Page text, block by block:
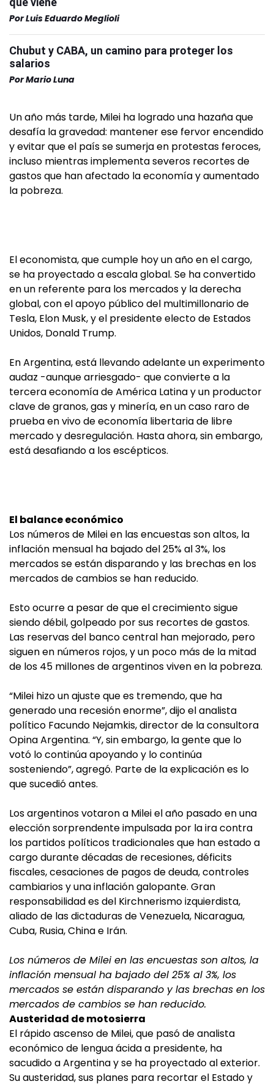
PorLuis Eduardo Meglioli
Chubut y CABA, un camino para proteger los
salarios
PorMario Luna
Un año más tarde, Milei ha logrado una hazaña que
desafía la gravedad: mantener ese fervor encendido
y evitar que el país se sumerja en protestas feroces,
incluso mientras implementa severos recortes de
gastos que han afectado la economía y aumentado
la pobreza.
El economista, que cumple hoy un año en el cargo,
se ha proyectado a escala global. Se ha convertido
en un referente para los mercados y la derecha
global, con el apoyo público del multimillonario de
Tesla, Elon Musk, y el presidente electo de Estados
Unidos, Donald Trump.
En Argentina, está llevando adelante un experimento
audaz -aunque arriesgado- que convierte a la
tercera economía de América Latina y un productor
clave de granos, gas y minería, en un caso raro de
prueba en vivo de economía libertaria de libre
mercado y desregulación. Hasta ahora, sin embargo,
está desafiando a los escépticos.
El balance económico
Los números de Milei en las encuestas son altos, la
inflación mensual ha bajado del 25% al 3%, los
mercados se están disparando y las brechas en los
mercados de cambios se han reducido.
Esto ocurre a pesar de que el crecimiento sigue
siendo débil, golpeado por sus recortes de gastos.
Las reservas del banco central han mejorado, pero
siguen en números rojos, y un poco más de la mitad
de los 45 millones de argentinos viven en la pobreza.
“Milei hizo un ajuste que es tremendo, que ha
generado una recesión enorme”, dijo el analista
político Facundo Nejamkis, director de la consultora
Opina Argentina. “Y, sin embargo, la gente que lo
votó lo continúa apoyando y lo continúa
sosteniendo”, agregó. Parte de la explicación es lo
que sucedió antes.
Los argentinos votaron a Milei el año pasado en una
elección sorprendente impulsada por la ira contra
los partidos políticos tradicionales que han estado a
cargo durante décadas de recesiones, déficits
fiscales, cesaciones de pagos de deuda, controles
cambiarios y una inflación galopante. Gran
responsabilidad es del Kirchnerismo izquierdista,
aliado de las dictaduras de Venezuela, Nicaragua,
Cuba, Rusia, China e Irán.
Los números de Milei en las encuestas son altos, la
inflación mensual ha bajado del 25% al 3%, los
mercados se están disparando y las brechas en los
mercados de cambios se han reducido.
Austeridad de motosierra
El rápido ascenso de Milei, que pasó de analista
económico de lengua ácida a presidente, ha
sacudido a Argentina y se ha proyectado al exterior.
Su austeridad, sus planes para recortar el Estado y